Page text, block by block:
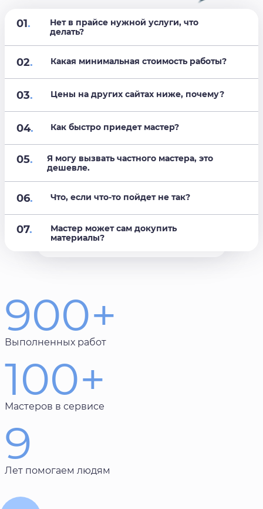
01.
Нет в прайсе нужной услуги, что
делать?
02. Какая минимальная стоимость работы?
03. Цены на других сайтах ниже, почему?
04. Как быстро приедет мастер?
05.
Я могу вызвать частного мастера, это
дешевле.
06. Что, если что-то пойдет не так?
07.
Мастер может сам докупить
материалы?
900+
Выполненных работ
100+
Мастеров в сервисе
9
Лет помогаем людям